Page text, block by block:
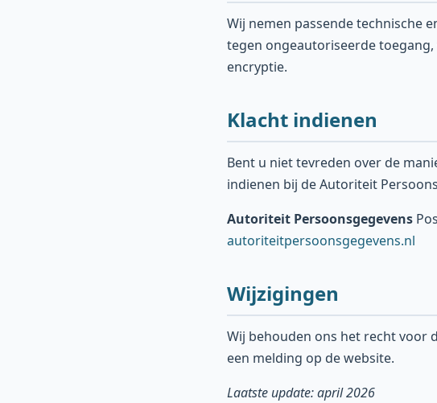
Wij nemen passende technische
tegen ongeautoriseerde toegang,
encryptie.
Klacht indienen
Bent u niet tevreden over de
indienen bij de Autoriteit
Autoriteit Persoonsgegevens
autoriteitpersoonsgegevens.nl
Wijzigingen
Wij behouden ons het recht voor
een melding op de website.
Laatste update: april 2026